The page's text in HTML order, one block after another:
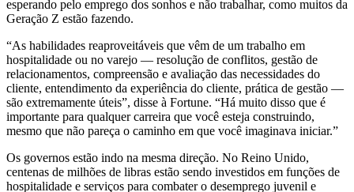
esperando pelo emprego dos sonhos e não trabalhar, como muitos da
Geração Z estão fazendo.
“As habilidades reaproveitáveis que vêm de um trabalho em
hospitalidade ou no varejo — resolução de conflitos, gestão de
relacionamentos, compreensão e avaliação das necessidades do
cliente, entendimento da experiência do cliente, prática de gestão —
são extremamente úteis”, disse à Fortune. “Há muito disso que é
importante para qualquer carreira que você esteja construindo,
mesmo que não pareça o caminho em que você imaginava iniciar.”
Os governos estão indo na mesma direção. No Reino Unido,
centenas de milhões de libras estão sendo investidos em funções de
hospitalidade e serviços para combater o desemprego juvenil e